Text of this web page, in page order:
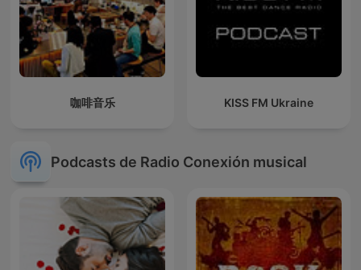
咖啡音乐 KISS FM Ukraine
Podcasts de Radio Conexión musical